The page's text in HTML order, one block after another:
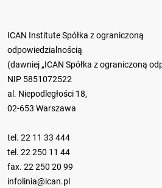
ICAN Institute Spółka z ograniczoną
odpowiedzialnością
(dawniej „ICAN Spółka z ograniczoną
NIP 5851072522
al. Niepodległości 18,
02-653 Warszawa
tel. 22 11 33 444
tel. 22 250 11 44
fax. 22 250 20 99
infolinia@ican.pl